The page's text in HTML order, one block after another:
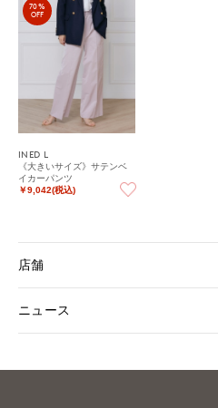
70%
OFF
INED L
《大きいサイズ》サテンベ
イカーパンツ
￥9,042(税込)
店舗
ニュース